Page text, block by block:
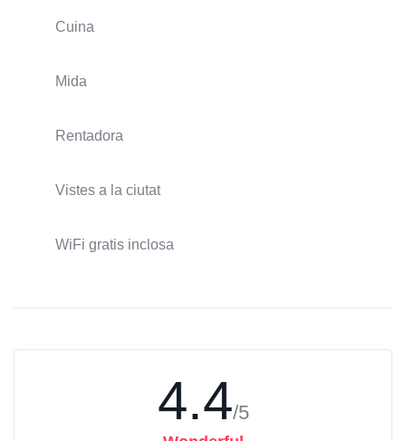
Cuina
Mida
Rentadora
Vistes a la ciutat
WiFi gratis inclosa
4.4/5